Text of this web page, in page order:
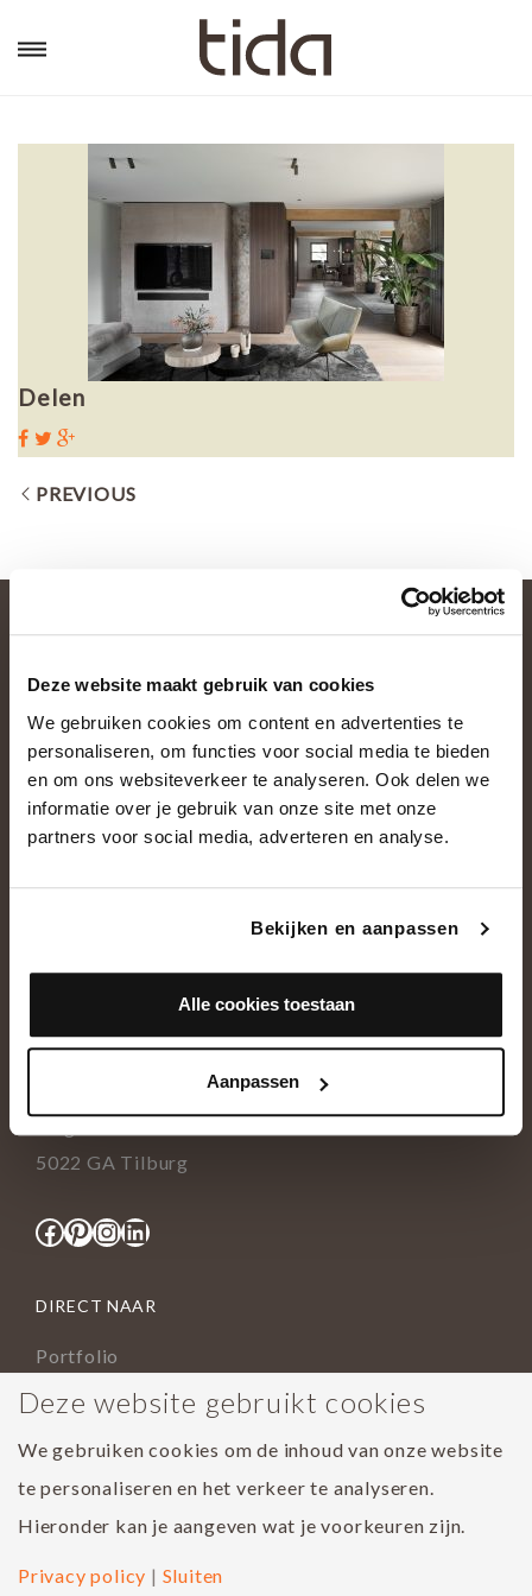
Deze website maakt gebruik van cookies
We gebruiken cookies om content en advertenties te
personaliseren, om functies voor social media te bieden
en om ons websiteverkeer te analyseren. Ook delen we
informatie over je gebruik van onze site met onze
partners voor social media, adverteren en analyse.
Bekijken en aanpassen
Alle cookies toestaan
Aanpassen
Delen
PREVIOUS
OVER ONS
NEEM CONTACT OP
+31(0)13 5362828
5022 GA Tilburg
Facebook
Pinterest
Instagram
LinkedIn
DIRECT NAAR
Portfolio
Assortiment
Houtsoorten
Populairste project 2023
Deze website gebruikt cookies
We gebruiken cookies om de inhoud van onze website
te personaliseren en het verkeer te analyseren.
Hieronder kan je aangeven wat je voorkeuren zijn.
Privacy policy | Sluiten